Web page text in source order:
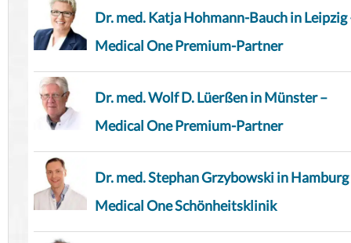
Dr. med. Katja Hohmann-Bauch in Leipzig
Medical One Premium-Partner
Dr. med. Wolf D. Lüerßen in Münster –
Medical One Premium-Partner
Dr. med. Stephan Grzybowski in Hamburg
Medical One Schönheitsklinik